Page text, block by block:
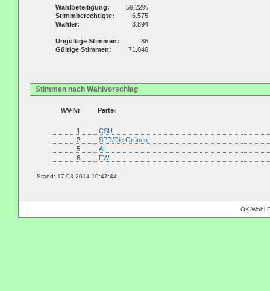
Wahlbeteiligung:
59,22%
Stimmberechtigte:
6.575
Wähler:
3.894
Ungültige Stimmen:
86
Gültige Stimmen:
71.046
Stimmen nach Wahlvorschlag
WV-Nr Partei
1
CSU
2
SPD/Die Grünen
5
AL
6
FW
Stand: 17.03.2014 10:47:44
OK.Wahl